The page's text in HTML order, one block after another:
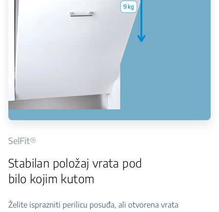
SelFit®
Stabilan položaj vrata pod
bilo kojim kutom
Želite isprazniti perilicu posuđa, ali otvorena vrata